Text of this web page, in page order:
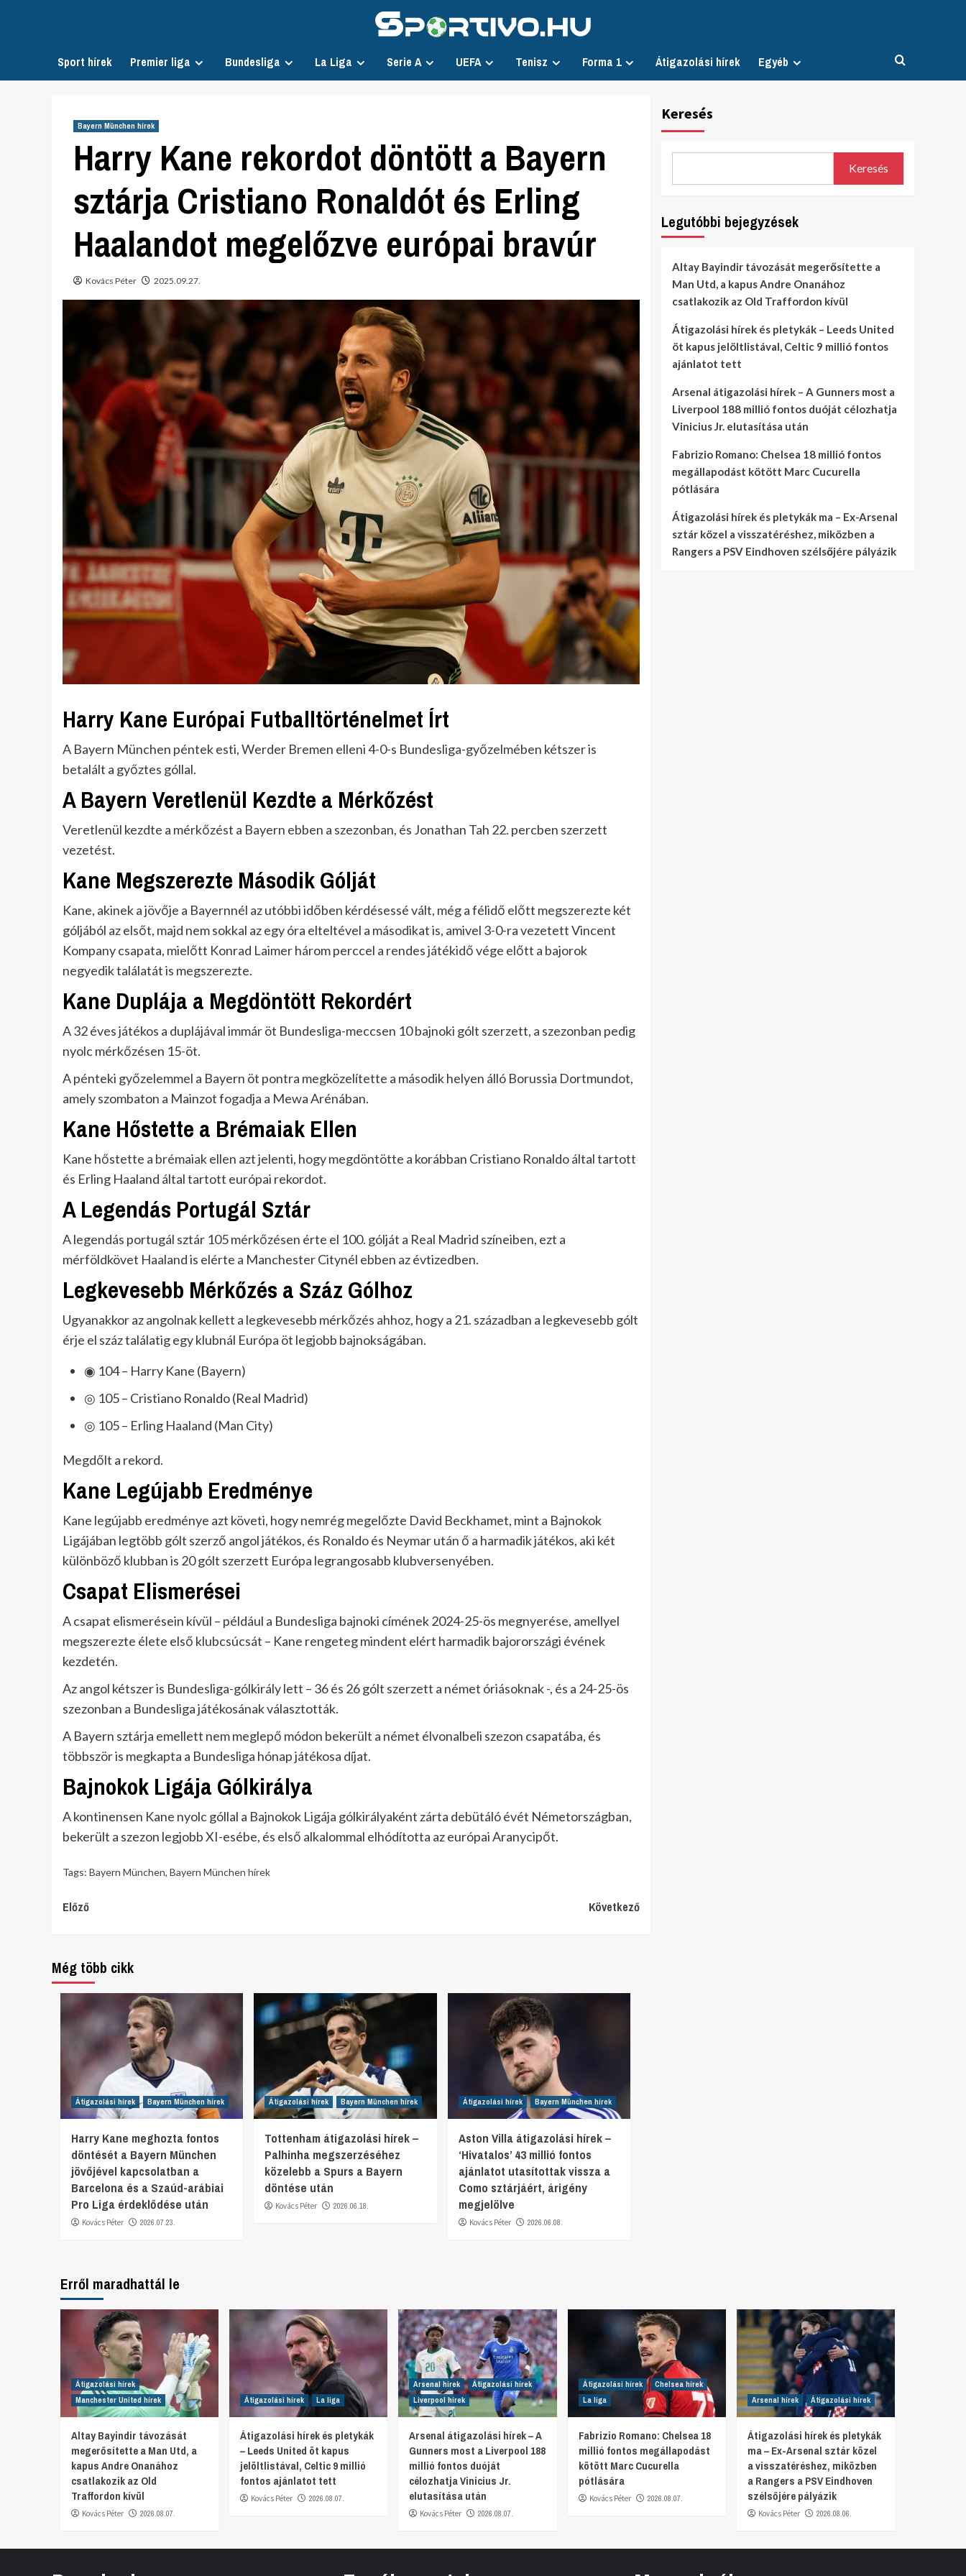
Sport hírek Premier liga Bundesliga La Liga Serie A UEFA Tenisz Forma 1 Átigazolási hírek Egyéb
Bayern München hírek
Harry Kane rekordot döntött a Bayern
sztárja Cristiano Ronaldót és Erling
Haalandot megelőzve európai bravúr
Kovács Péter 2025.09.27.
Harry Kane Európai Futballtörténelmet Írt
A Bayern München péntek esti, Werder Bremen elleni 4-0-s Bundesliga-győzelmében kétszer is
betalált a győztes góllal.
A Bayern Veretlenül Kezdte a Mérkőzést
Veretlenül kezdte a mérkőzést a Bayern ebben a szezonban, és Jonathan Tah 22. percben szerzett
vezetést.
Kane Megszerezte Második Gólját
Kane, akinek a jövője a Bayernnél az utóbbi időben kérdésessé vált, még a félidő előtt megszerezte két
góljából az elsőt, majd nem sokkal az egy óra elteltével a másodikat is, amivel 3-0-ra vezetett Vincent
Kompany csapata, mielőtt Konrad Laimer három perccel a rendes játékidő vége előtt a bajorok
negyedik találatát is megszerezte.
Kane Duplája a Megdöntött Rekordért
A 32 éves játékos a duplájával immár öt Bundesliga-meccsen 10 bajnoki gólt szerzett, a szezonban pedig
nyolc mérkőzésen 15-öt.
A pénteki győzelemmel a Bayern öt pontra megközelítette a második helyen álló Borussia Dortmundot,
amely szombaton a Mainzot fogadja a Mewa Arénában.
Kane Hőstette a Brémaiak Ellen
Kane hőstette a brémaiak ellen azt jelenti, hogy megdöntötte a korábban Cristiano Ronaldo által tartott
és Erling Haaland által tartott európai rekordot.
A Legendás Portugál Sztár
A legendás portugál sztár 105 mérkőzésen érte el 100. gólját a Real Madrid színeiben, ezt a
mérföldkövet Haaland is elérte a Manchester Citynél ebben az évtizedben.
Legkevesebb Mérkőzés a Száz Gólhoz
Ugyanakkor az angolnak kellett a legkevesebb mérkőzés ahhoz, hogy a 21. században a legkevesebb gólt
érje el száz találatig egy klubnál Európa öt legjobb bajnokságában.
◉ 104 – Harry Kane (Bayern)
◎ 105 – Cristiano Ronaldo (Real Madrid)
◎ 105 – Erling Haaland (Man City)
Megdőlt a rekord.
Kane Legújabb Eredménye
Kane legújabb eredménye azt követi, hogy nemrég megelőzte David Beckhamet, mint a Bajnokok
Ligájában legtöbb gólt szerző angol játékos, és Ronaldo és Neymar után ő a harmadik játékos, aki két
különböző klubban is 20 gólt szerzett Európa legrangosabb klubversenyében.
Csapat Elismerései
A csapat elismerésein kívül – például a Bundesliga bajnoki címének 2024-25-ös megnyerése, amellyel
megszerezte élete első klubcsúcsát – Kane rengeteg mindent elért harmadik bajorországi évének
kezdetén.
Az angol kétszer is Bundesliga-gólkirály lett – 36 és 26 gólt szerzett a német óriásoknak -, és a 24-25-ös
szezonban a Bundesliga játékosának választották.
A Bayern sztárja emellett nem meglepő módon bekerült a német élvonalbeli szezon csapatába, és
többször is megkapta a Bundesliga hónap játékosa díjat.
Bajnokok Ligája Gólkirálya
A kontinensen Kane nyolc góllal a Bajnokok Ligája gólkirályaként zárta debütáló évét Németországban,
bekerült a szezon legjobb XI-esébe, és első alkalommal elhódította az európai Aranycipőt.
Tags: Bayern München, Bayern München hírek
Continue
Előző Következő
Még több cikk
Átigazolási hírek Bayern München hírek
Harry Kane meghozta fontos
döntését a Bayern München
jövőjével kapcsolatban a
Barcelona és a Szaúd-arábiai
Pro Liga érdeklődése után
Kovács Péter 2026.07.23.
Átigazolási hírek Bayern München hírek
Tottenham átigazolási hírek –
Palhinha megszerzéséhez
közelebb a Spurs a Bayern
döntése után
Kovács Péter 2026.06.18.
Átigazolási hírek Bayern München hírek
Aston Villa átigazolási hírek –
‘Hivatalos’ 43 millió fontos
ajánlatot utasítottak vissza a
Como sztárjáért, árigény
megjelölve
Kovács Péter 2026.06.08.
Keresés
Keresés
Legutóbbi bejegyzések
Altay Bayindir távozását megerősítette a
Man Utd, a kapus Andre Onanához
csatlakozik az Old Traffordon kívül
Átigazolási hírek és pletykák – Leeds United
öt kapus jelöltlistával, Celtic 9 millió fontos
ajánlatot tett
Arsenal átigazolási hírek – A Gunners most a
Liverpool 188 millió fontos duóját célozhatja
Vinicius Jr. elutasítása után
Fabrizio Romano: Chelsea 18 millió fontos
megállapodást kötött Marc Cucurella
pótlására
Átigazolási hírek és pletykák ma – Ex-Arsenal
sztár közel a visszatéréshez, miközben a
Rangers a PSV Eindhoven szélsőjére pályázik
Erről maradhattál le
Átigazolási hírek
Manchester United hírek
Altay Bayindir távozását
megerősítette a Man Utd, a
kapus Andre Onanához
csatlakozik az Old
Traffordon kívül
Kovács Péter 2026.08.07.
Átigazolási hírek La liga
Átigazolási hírek és pletykák
– Leeds United öt kapus
jelöltlistával, Celtic 9 millió
fontos ajánlatot tett
Kovács Péter 2026.08.07.
Arsenal hírek
Átigazolási hírek
Liverpool hírek
Arsenal átigazolási hírek – A
Gunners most a Liverpool 188
millió fontos duóját
célozhatja Vinicius Jr.
elutasítása után
Kovács Péter 2026.08.07.
Átigazolási hírek
Chelsea hírek
La liga
Fabrizio Romano: Chelsea 18
millió fontos megállapodást
kötött Marc Cucurella
pótlására
Kovács Péter 2026.08.07.
Arsenal hírek Átigazolási hírek
Átigazolási hírek és pletykák
ma – Ex-Arsenal sztár közel
a visszatéréshez, miközben
a Rangers a PSV Eindhoven
szélsőjére pályázik
Kovács Péter 2026.08.06.